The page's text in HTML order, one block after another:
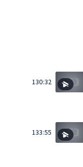
130:32
133:55